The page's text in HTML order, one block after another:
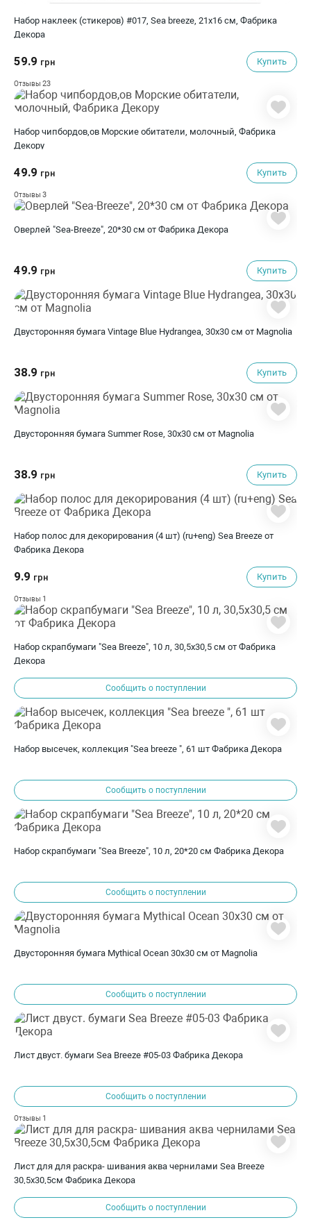
Набор наклеек (стикеров) #017, Sea breeze, 21х16 см, Фабрика
Декора
59.9 грн Купить
Отзывы 23
Набор чипбордов,ов Морские обитатели, молочный, Фабрика
Декору
49.9 грн Купить
Отзывы 3
Оверлей "Sea-Breeze", 20*30 см от Фабрика Декора
49.9 грн Купить
Двусторонняя бумага Vintage Blue Hydrangea, 30х30 см от Magnolia
38.9 грн Купить
Двусторонняя бумага Summer Rose, 30х30 см от Magnolia
38.9 грн Купить
Набор полос для декорирования (4 шт) (ru+eng) Sea Breeze от
Фабрика Декора
9.9 грн Купить
Отзывы 1
Набор скрапбумаги "Sea Breeze", 10 л, 30,5x30,5 см от Фабрика
Декора
Сообщить о поступлении
Набор высечек, коллекция "Sea breeze ", 61 шт Фабрика Декора
Сообщить о поступлении
Набор скрапбумаги "Sea Breeze", 10 л, 20*20 см Фабрика Декора
Сообщить о поступлении
Двусторонняя бумага Mythical Ocean 30х30 см от Magnolia
Сообщить о поступлении
Лист двуст. бумаги Sea Breeze #05-03 Фабрика Декора
Сообщить о поступлении
Отзывы 1
Лист для для раскра- шивания аква чернилами Sea Breeze
30,5x30,5см Фабрика Декора
Сообщить о поступлении